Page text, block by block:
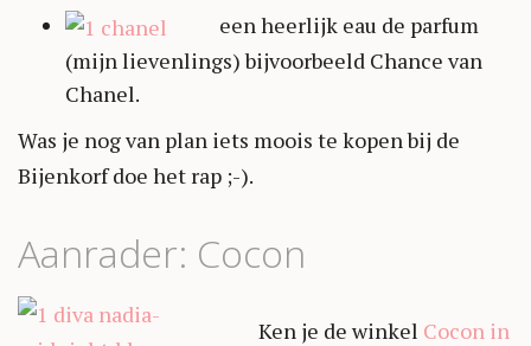
een heerlijk eau de parfum
(mijn lievenlings) bijvoorbeeld Chance van
Chanel.
Was je nog van plan iets moois te kopen bij de
Bijenkorf doe het rap ;-).
Aanrader: Cocon
Ken je de winkel Cocon in